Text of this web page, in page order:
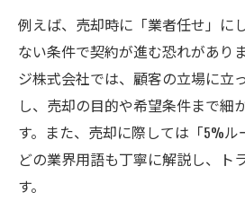
例えば、売却時に「業者任せ」に
ない条件で契約が進む恐れがあり
ジ株式会社では、顧客の立場に立
し、売却の目的や希望条件まで細
す。また、売却に際しては「5%
どの業界用語も丁寧に解説し、ト
す。